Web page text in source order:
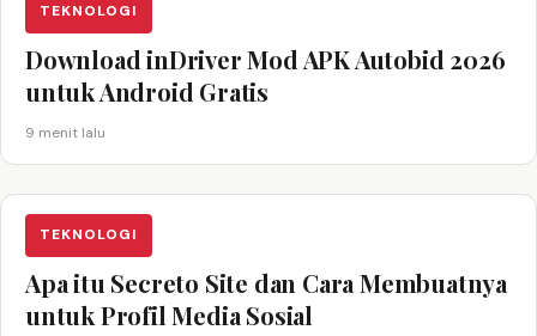
TEKNOLOGI
Download inDriver Mod APK Autobid 2026
untuk Android Gratis
9 menit lalu
TEKNOLOGI
Apa itu Secreto Site dan Cara Membuatnya
untuk Profil Media Sosial